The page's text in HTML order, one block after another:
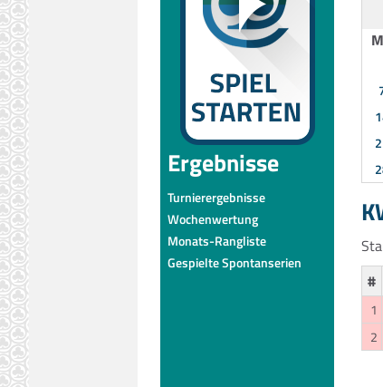
Ergebnisse
Turnierergebnisse
Wochenwertung
Monats-Rangliste
Gespielte Spontanserien
#
1
2